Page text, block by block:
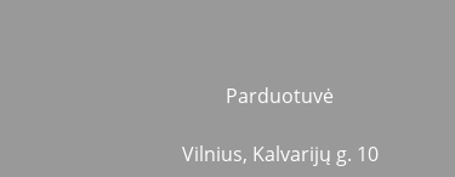
Parduotuvė
Vilnius, Kalvarijų g. 10